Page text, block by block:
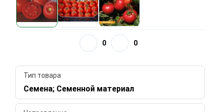
0 0
Тип товара
Семена; Семенной материал